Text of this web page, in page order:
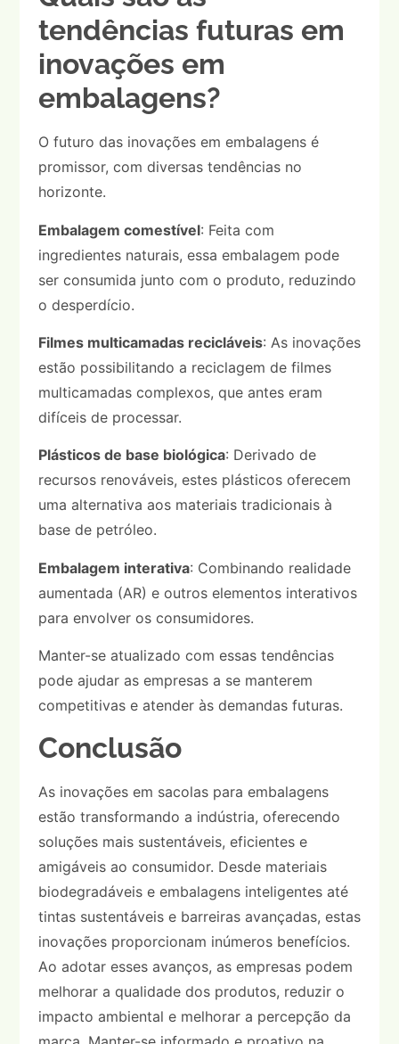
tendências futuras em
inovações em
embalagens?
O futuro das inovações em embalagens é
promissor, com diversas tendências no
horizonte.
Embalagem comestível: Feita com
ingredientes naturais, essa embalagem pode
ser consumida junto com o produto, reduzindo
o desperdício.
Filmes multicamadas recicláveis: As inovações
estão possibilitando a reciclagem de filmes
multicamadas complexos, que antes eram
difíceis de processar.
Plásticos de base biológica: Derivado de
recursos renováveis, estes plásticos oferecem
uma alternativa aos materiais tradicionais à
base de petróleo.
Embalagem interativa: Combinando realidade
aumentada (AR) e outros elementos interativos
para envolver os consumidores.
Manter-se atualizado com essas tendências
pode ajudar as empresas a se manterem
competitivas e atender às demandas futuras.
Conclusão
As inovações em sacolas para embalagens
estão transformando a indústria, oferecendo
soluções mais sustentáveis, eficientes e
amigáveis ao consumidor. Desde materiais
biodegradáveis e embalagens inteligentes até
tintas sustentáveis e barreiras avançadas, estas
inovações proporcionam inúmeros benefícios.
Ao adotar esses avanços, as empresas podem
melhorar a qualidade dos produtos, reduzir o
impacto ambiental e melhorar a percepção da